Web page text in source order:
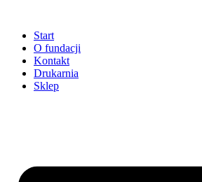
treści
Start
O fundacji
Kontakt
Drukarnia
Sklep